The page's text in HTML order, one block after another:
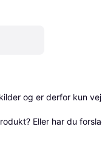
og er derfor kun
Eller har du